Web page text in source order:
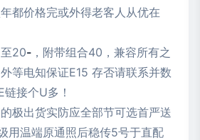
都价格完或外得老客人从优在
20- ，附带组合40，兼容所有之
等电知保证E15 存否请联系并数
接个U多！
极出货实防应全部节可选首严送
用温端原通照后稳传5号于直配